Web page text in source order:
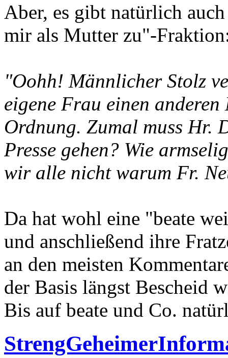
Aber, es gibt natürlich
mir als Mutter zu"-
"Oohh! Männlicher Stolz
eigene Frau einen
Ordnung. Zumal muss Hr.
Presse gehen? Wie
wir alle nicht warum Fr.
Da hat wohl eine "beate
und anschließend ihre
an den meisten
der Basis längst Bescheid
Bis auf beate und Co.